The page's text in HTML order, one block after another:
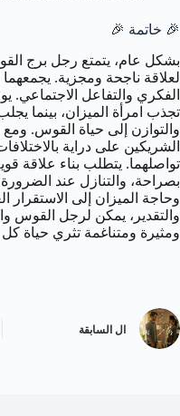
🎉 خاتمة 🎉
بشكل عام، يتمتع رجل برج
لعلاقة ناجحة ومجزية.
الفكري والتفاعل الاجتماعي.
تجذب امرأة الميزان، بينما
والتوازن إلى حياة القوس.
الشريكين على دراية
تواصلهما. يتطلب بناء علاقة
بصراحة، والتنازل عند
وحاجة الميزان إلى الاستقرار
والتقدير، يمكن لرجل القوس
ومثيرة ومتناغمة تثري حياة كل
ال السابقة